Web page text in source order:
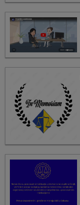
date.
the
question
mark
key
the
keyboard
shortcuts
changing